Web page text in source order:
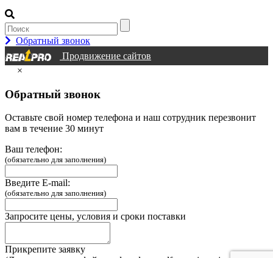
Обратный звонок
Продвижение сайтов
×
Обратный звонок
Оставьте свой номер телефона и наш сотрудник перезвонит
вам в течение 30 минут
Ваш телефон:
(обязательно для заполнения)
Введите E-mail:
(обязательно для заполнения)
Запросите цены, условия и сроки поставки
Прикрепите заявку